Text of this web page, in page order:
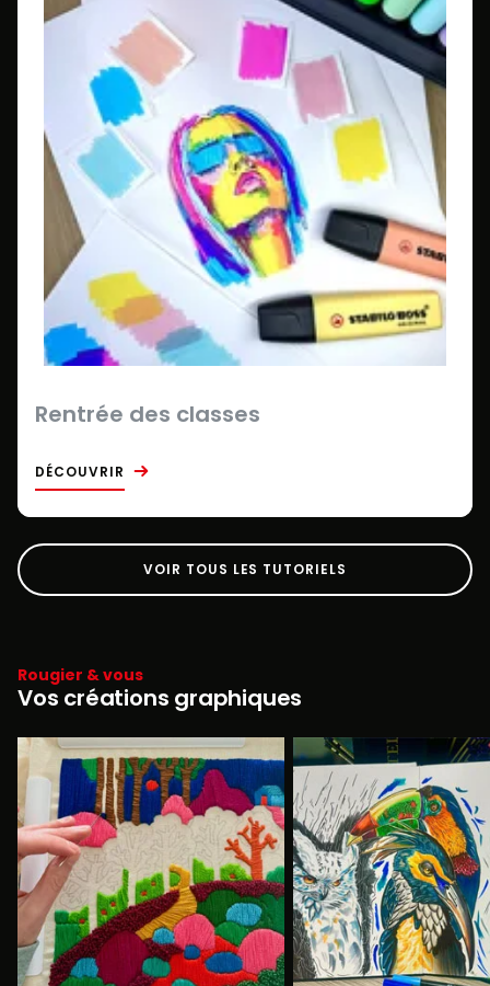
Rentrée des classes
DÉCOUVRIR
VOIR TOUS LES TUTORIELS
Rougier & vous
Vos créations graphiques